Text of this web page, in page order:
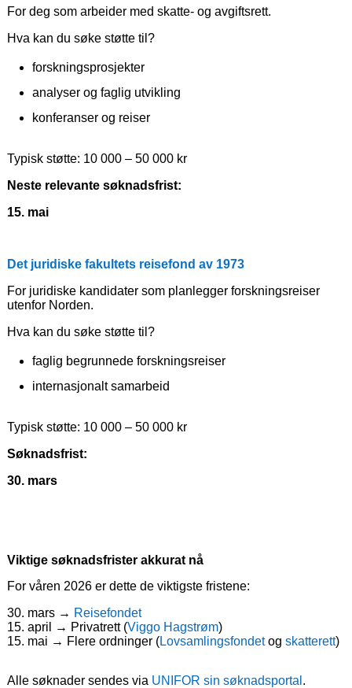
For deg som arbeider med skatte- og avgiftsrett.
Hva kan du søke støtte til?
forskningsprosjekter
analyser og faglig utvikling
konferanser og reiser
Typisk støtte: 10 000 – 50 000 kr
Neste relevante søknadsfrist:
15. mai
Det juridiske fakultets reisefond av 1973
For juridiske kandidater som planlegger forskningsreiser
utenfor Norden.
Hva kan du søke støtte til?
faglig begrunnede forskningsreiser
internasjonalt samarbeid
Typisk støtte: 10 000 – 50 000 kr
Søknadsfrist:
30. mars
Viktige søknadsfrister akkurat nå
For våren 2026 er dette de viktigste fristene:
30. mars → Reisefondet
15. april → Privatrett (Viggo Hagstrøm)
15. mai → Flere ordninger (Lovsamlingsfondetog skatterett)
Alle søknader sendes via UNIFOR sin søknadsportal .